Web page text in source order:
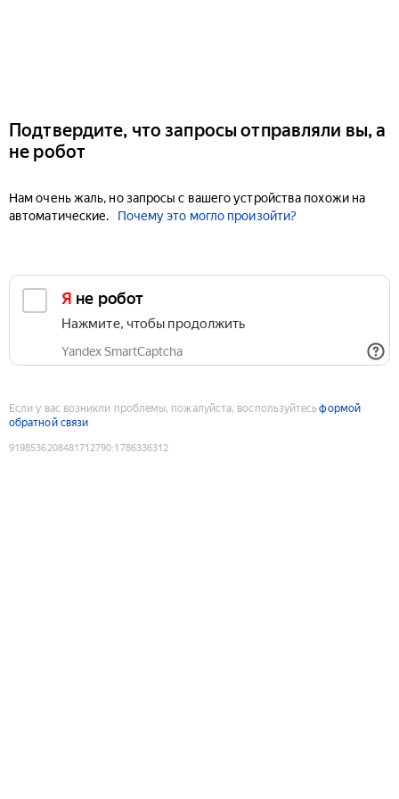
Подтвердите, что запросы отправляли вы, а
не робот
Нам очень жаль, но запросы с вашего устройства похожи на
автоматические.
Почему это могло произойти?
Я не робот
Нажмите, чтобы продолжить
Yandex SmartCaptcha
Если у вас возникли проблемы, пожалуйста, воспользуйтесьформой
обратной связи
9198536208481712790:1786336312